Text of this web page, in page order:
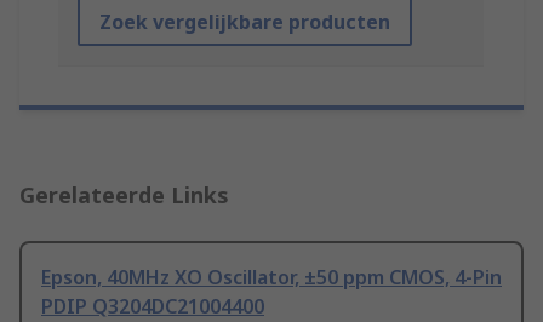
Zoek vergelijkbare producten
Gerelateerde Links
Epson, 40MHz XO Oscillator, ±50 ppm CMOS, 4-Pin
PDIP Q3204DC21004400